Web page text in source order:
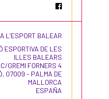
L'ESPORT BALEAR
ESPORTIVA DE LES
ILLES BALEARS
C/GREMI FORNERS 4
07009 - PALMA DE
MALLORCA
ESPAÑA